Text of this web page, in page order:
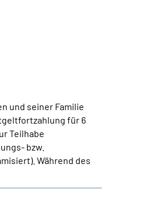
und seiner Familie
für 6
Teilhabe
bzw.
Während des